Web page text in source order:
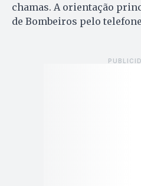
chamas. A orientação
de Bombeiros pelo